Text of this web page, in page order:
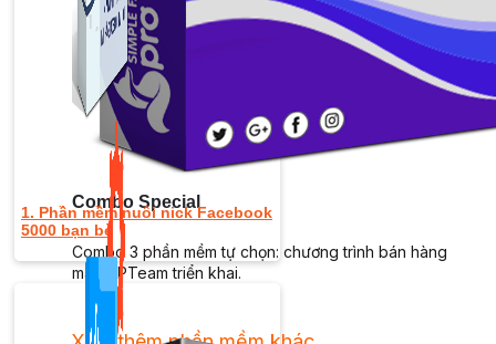
1,422 bài viết
Combo Special
Combo 3 phần mềm tự chọn: chương trình bán hàng
mà ATPTeam triển khai.
1. Phần mềm nuôi nick Facebook
5000 bạn bè